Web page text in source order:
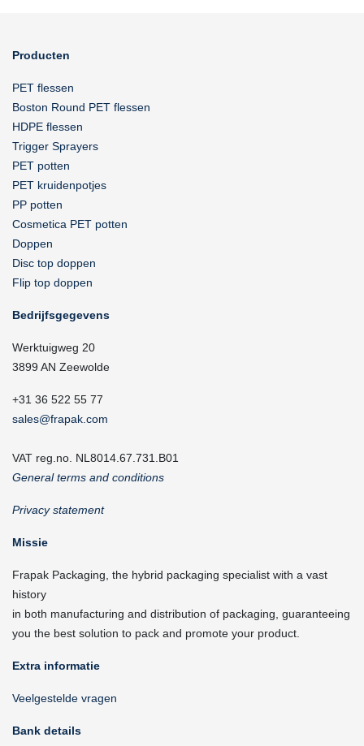
Producten
PET flessen
Boston Round PET flessen
HDPE flessen
Trigger Sprayers
PET potten
PET kruidenpotjes
PP potten
Cosmetica PET potten
Doppen
Disc top doppen
Flip top doppen
Bedrijfsgegevens
Werktuigweg 20
3899 AN Zeewolde
+31 36 522 55 77
sales@frapak.com
VAT reg.no. NL8014.67.731.B01
General terms and conditions
Privacy statement
Missie
Frapak Packaging, the hybrid packaging specialist with a vast
history
in both manufacturing and distribution of packaging, guaranteeing
you the best solution to pack and promote your product.
Extra informatie
Veelgestelde vragen
Bank details